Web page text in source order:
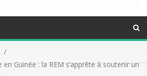
Guinée : la REM s’apprête à soutenir un